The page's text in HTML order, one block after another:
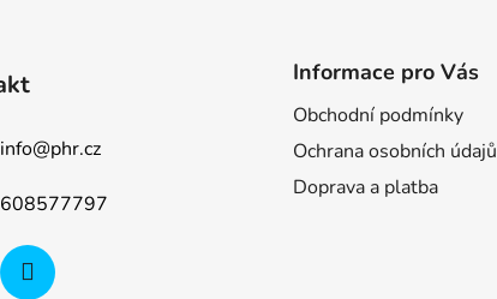
info@phr.cz
608577797
Informace pro Vás
Obchodní podmínky
Ochrana osobních údajů
Doprava a platba